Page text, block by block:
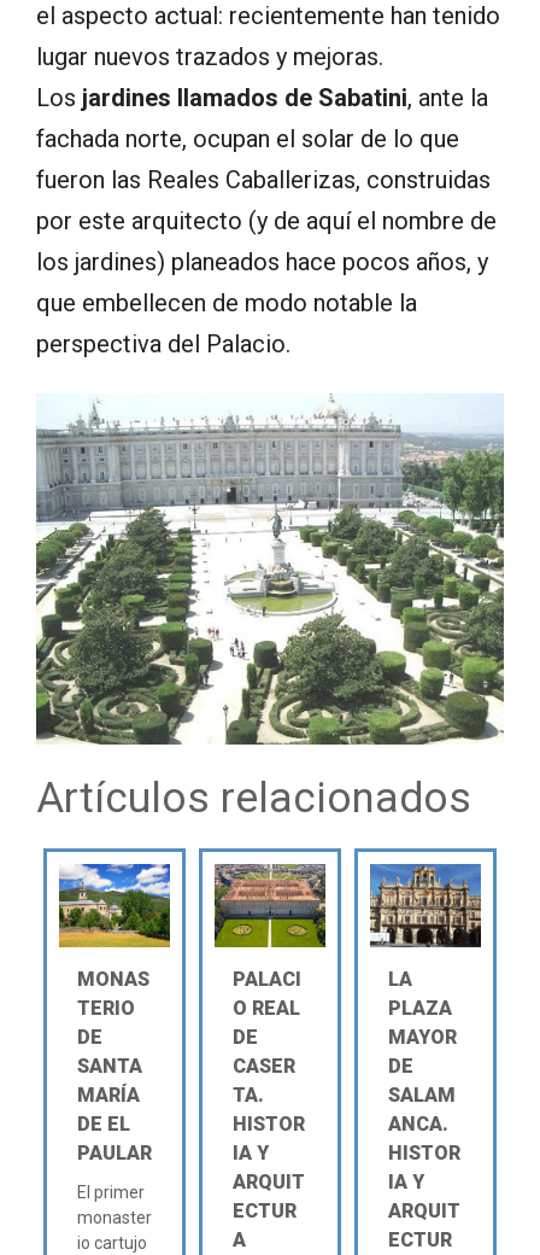
el aspecto actual: recientemente han tenido
lugar nuevos trazados y mejoras.
Los jardines llamados de Sabatini, ante la
fachada norte, ocupan el solar de lo que
fueron las Reales Caballerizas, construidas
por este arquitecto (y de aquí el nombre de
los jardines) planeados hace pocos años, y
que embellecen de modo notable la
perspectiva del Palacio.
Artículos relacionados
MONAS
TERIO
DE
SANTA
MARÍA
DE EL
PAULAR
El primer
monaster
io cartujo
PALACI
O REAL
DE
CASER
TA.
HISTOR
IA Y
ARQUIT
ECTUR
A
LA
PLAZA
MAYOR
DE
SALAM
ANCA.
HISTOR
IA Y
ARQUIT
ECTUR